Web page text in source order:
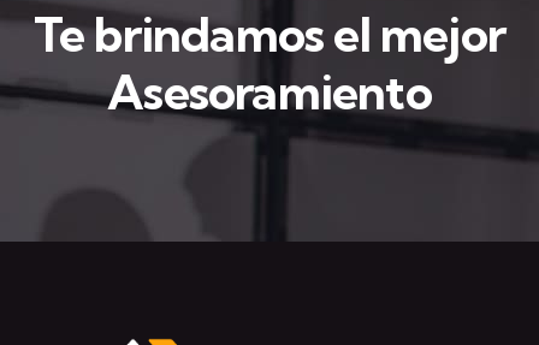
Te brindamos el mejor
Asesoramiento